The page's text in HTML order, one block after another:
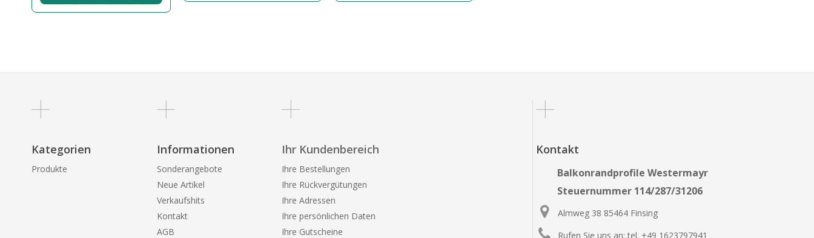
Kategorien
Produkte
Informationen
Sonderangebote
Neue Artikel
Verkaufshits
Kontakt
AGB
Ihr Kundenbereich
Ihre Bestellungen
Ihre Rückvergütungen
Ihre Adressen
Ihre persönlichen Daten
Ihre Gutscheine
Kontakt
Balkonrandprofile Westermayr
Steuernummer 114/287/31206
Almweg 38 85464 Finsing
Rufen Sie uns an: tel. +49 1623797941